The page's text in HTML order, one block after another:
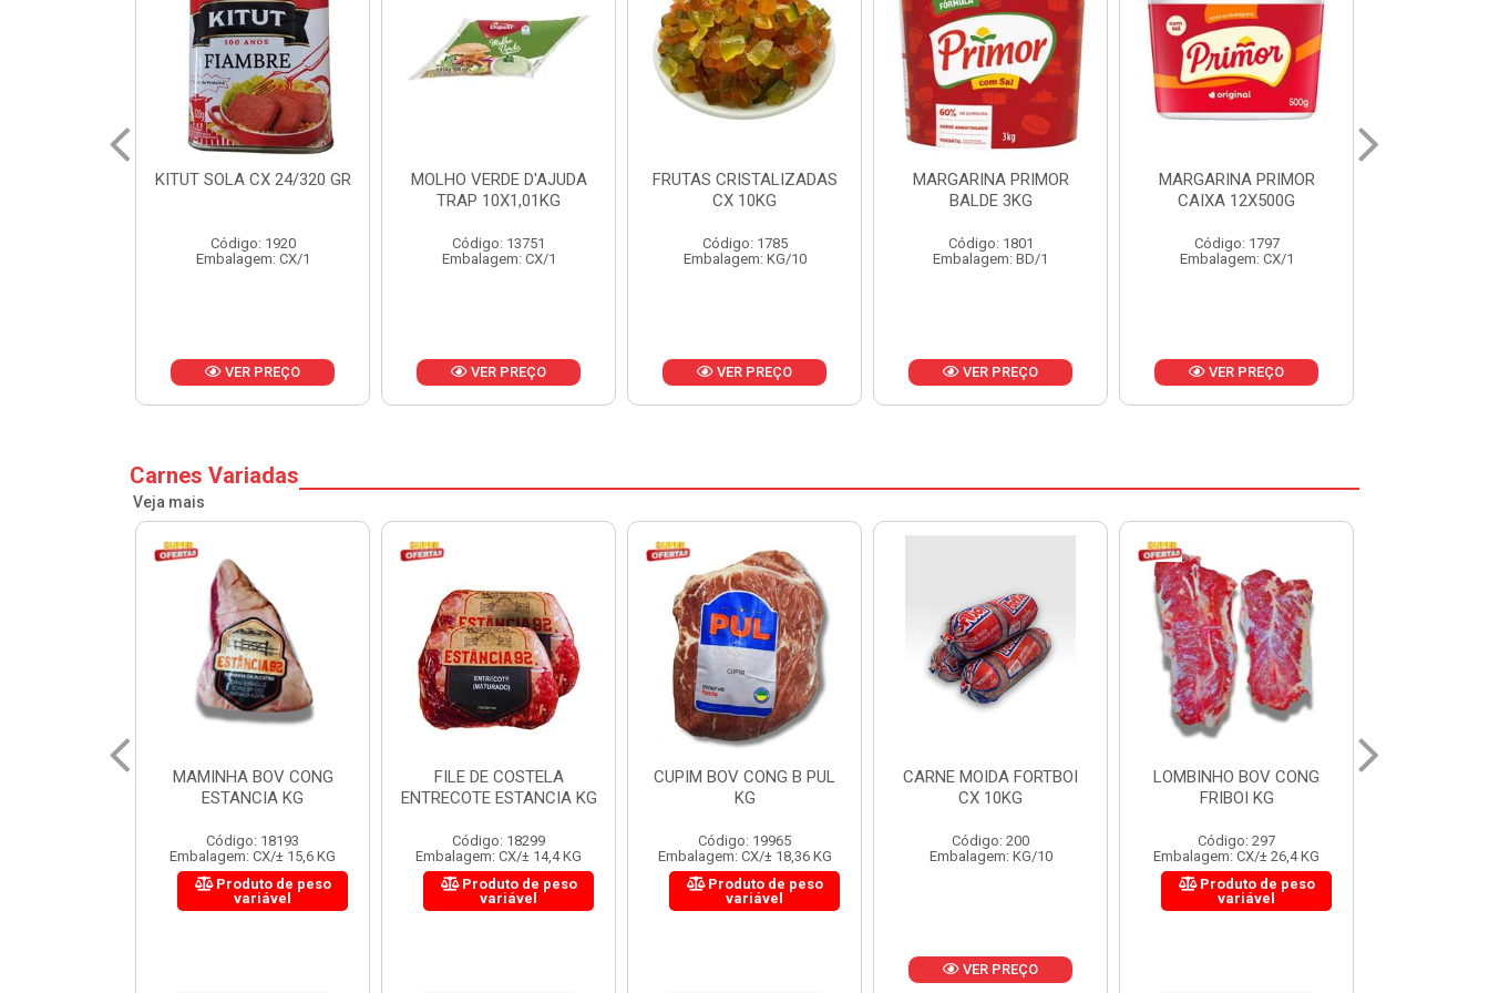
MOLHO VERDE D'AJUDA
Código: 13751
Embalagem: CX/1
VER PREÇO
FRUTAS CRISTALIZADAS
CX 10KG
Código: 1785
Embalagem: KG/10
VER PREÇO
MARGARINA PRIMOR
BALDE 3KG
Código: 1801
Embalagem: BD/1
VER PREÇO
MARGARINA PRIMOR
CAIXA 12X500G
Código: 1797
Embalagem: CX/1
VER PREÇO
MARGARINA PRIMOR CX
24X250G
Código: 1921
Embalagem: CX/1
VER PREÇO
Carnes Variadas
Veja mais
FILE DE COSTELA
ENTRECOTE ESTANCIA KG
Código: 18299
Embalagem: CX/± 14,4 KG
Produto de peso
variável
CUPIM BOV CONG B PUL
KG
Código: 19965
Embalagem: CX/± 18,36 KG
Produto de peso
variável
CARNE MOIDA FORTBOI
CX 10KG
Código: 200
Embalagem: KG/10
LOMBINHO BOV CONG
FRIBOI KG
Código: 297
Embalagem: CX/± 26,4 KG
FIGADO BOV CONG FRIBOI
KG
Código: 222
Embalagem: CX/± 30,12 KG
Produto de peso
variável